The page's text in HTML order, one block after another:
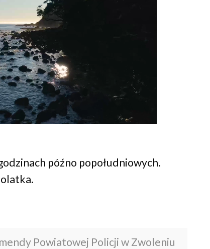
późno popołudniowych.
Powiatowej Policji w Zwoleniu